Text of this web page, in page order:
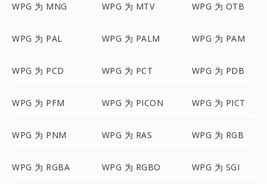
WPG 为 MNG WPG 为 MTV WPG 为 OTB
WPG 为 PAL WPG 为 PALM WPG 为 PAM
WPG 为 PCD WPG 为 PCT WPG 为 PDB
WPG 为 PFM WPG 为 PICON WPG 为 PICT
WPG 为 PNM WPG 为 RAS WPG 为 RGB
WPG 为 RGBA WPG 为 RGBO WPG 为 SGI